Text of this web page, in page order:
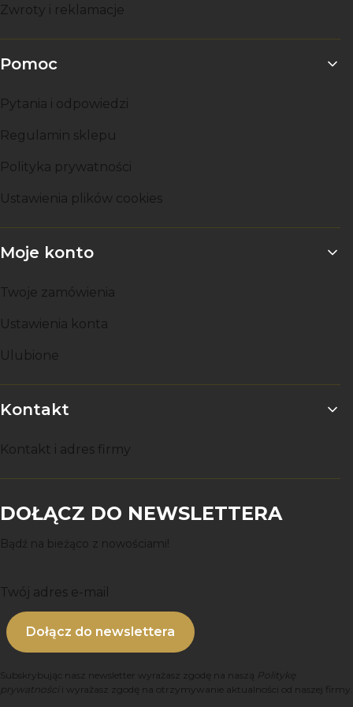
Zwroty i reklamacje
Pomoc
Pytania i odpowiedzi
Regulamin sklepu
Polityka prywatności
Ustawienia plików cookies
Moje konto
Twoje zamówienia
Ustawienia konta
Ulubione
Kontakt
Kontakt i adres firmy
DOŁĄCZ DO NEWSLETTERA
Bądź na bieżąco z nowościami!
Twój adres e-mail
Dołącz do newslettera
Subskrybując nasz newsletter wyrażasz zgodę na naszą Politykę
prywatności
i wyrażasz zgodę na otrzymywanie aktualności od naszej firmy.